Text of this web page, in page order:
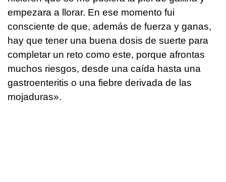
empezara a llorar. En ese momento fui
consciente de que, además de fuerza y ganas,
hay que tener una buena dosis de suerte para
completar un reto como este, porque afrontas
muchos riesgos, desde una caída hasta una
gastroenteritis o una fiebre derivada de las
mojaduras».